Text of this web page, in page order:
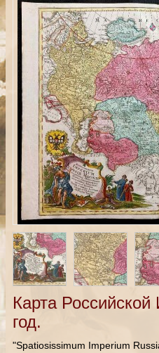
Карта
год.
"Spatiosissimum Imperium